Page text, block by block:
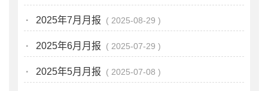
· 2025年7月月报 2025-08-29
· 2025年6月月报 2025-07-29
· 2025年5月月报 2025-07-08